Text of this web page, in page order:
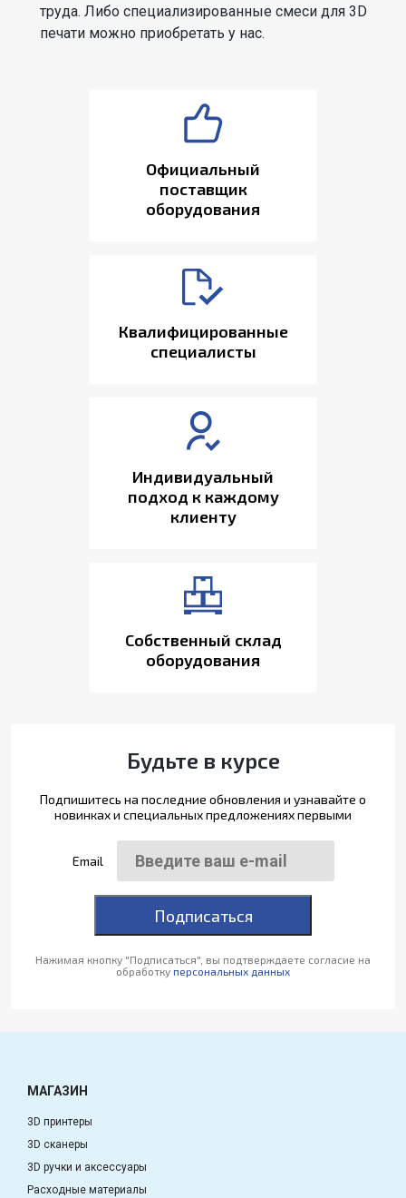
труда. Либо специализированные смеси для 3D
печати можно приобретать у нас.
Официальный
поставщик
оборудования
Квалифицированные
специалисты
Индивидуальный
подход к каждому
клиенту
Собственный склад
оборудования
Будьте в курсе
Подпишитесь на последние обновления и узнавайте о
новинках и специальных предложениях первыми
Email
Подписаться
Нажимая кнопку "Подписаться", вы подтверждаете согласие на
обработку персональных данных
МАГАЗИН
3D принтеры
3D сканеры
3D ручки и аксессуары
Расходные материалы